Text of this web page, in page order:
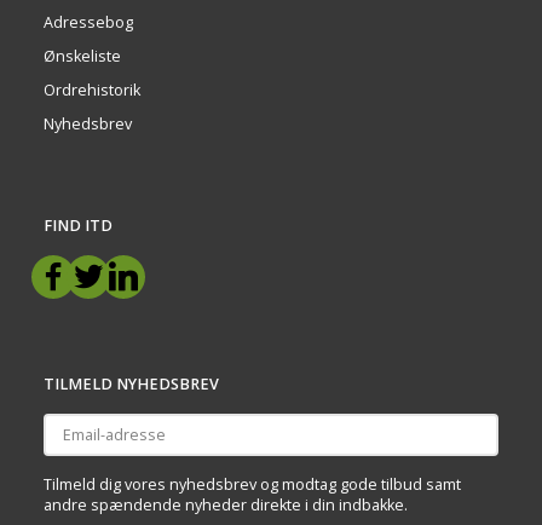
Adressebog
Ønskeliste
Ordrehistorik
Nyhedsbrev
FIND ITD
TILMELD NYHEDSBREV
Email-
adresse
Tilmeld dig vores nyhedsbrev og modtag gode tilbud samt
andre spændende nyheder direkte i din indbakke.